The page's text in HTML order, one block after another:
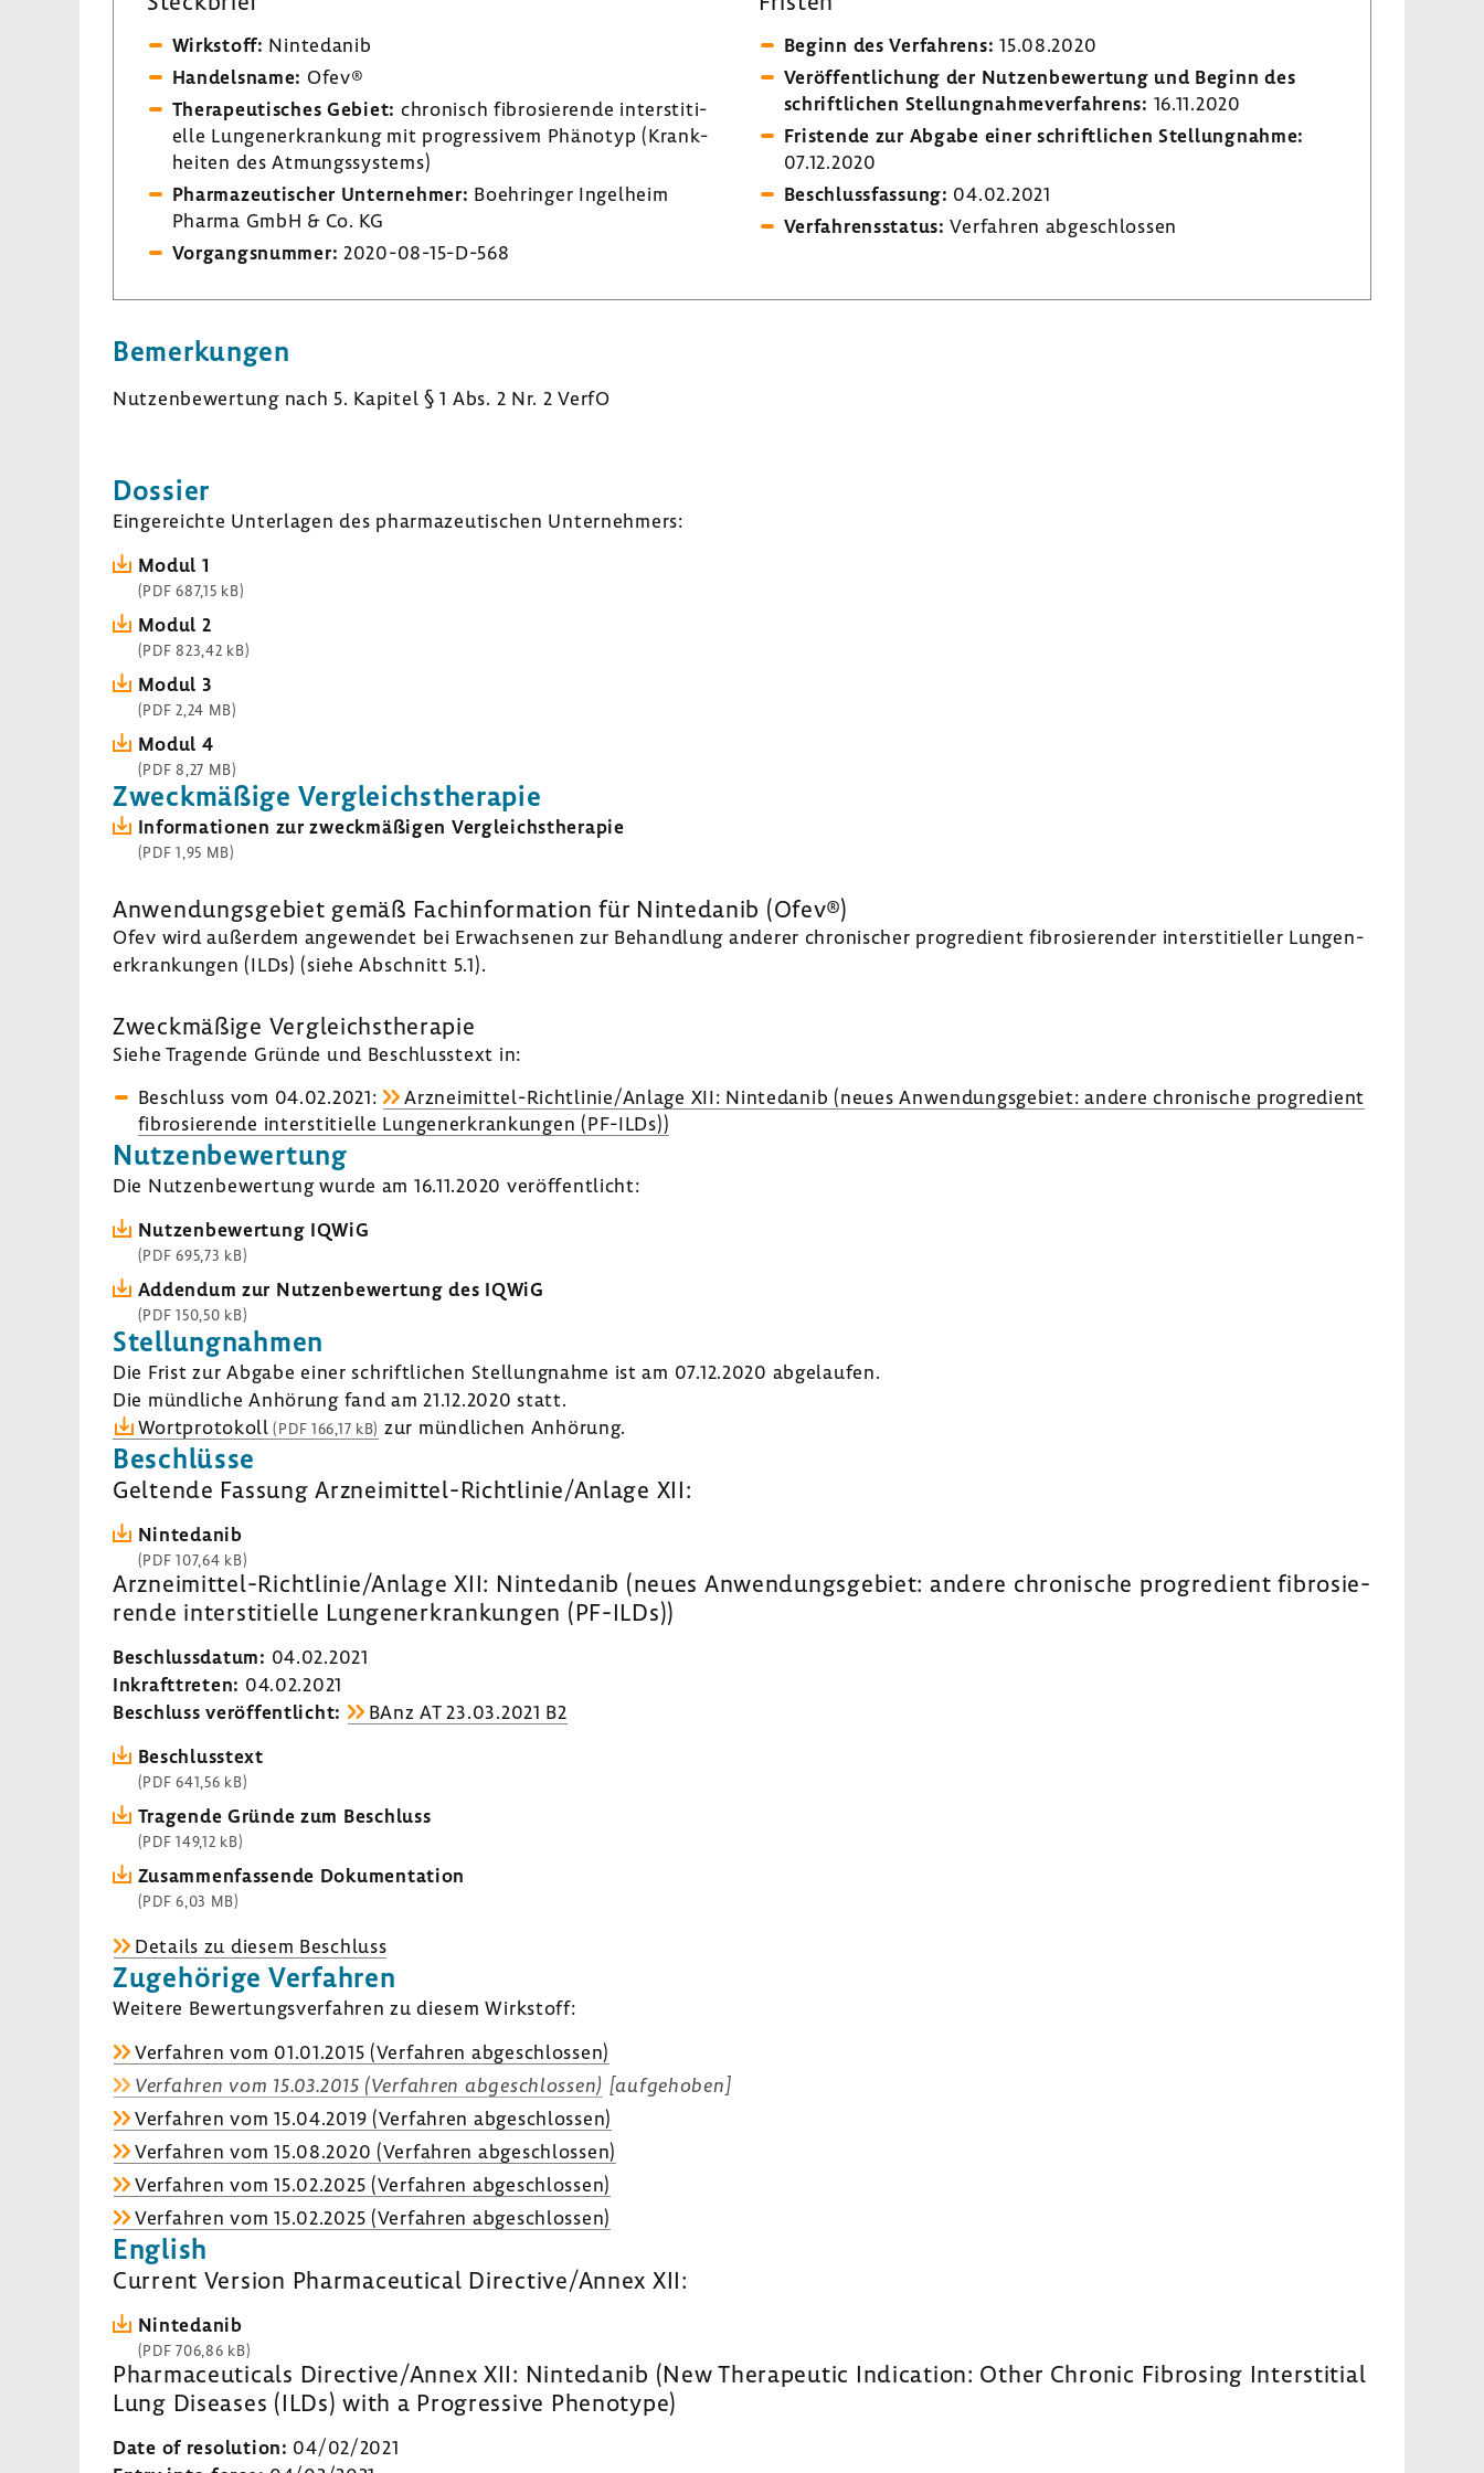
Wirk­stoff: Ninte­danib
Handels­name: Ofev®
Thera­peu­ti­sches Gebiet: chro­nisch fibro­sie­rende inter­s­ti­ti­
elle Lungen­er­kran­kung mit progres­sivem Phänotyp (Krank­
heiten des Atmungs­sys­tems)
Phar­ma­zeu­ti­scher Unter­nehmer: Boeh­ringer Ingel­heim
Pharma GmbH & Co. KG
Vorgangs­nummer: 2020-​08-15-D-568
Beginn des Verfah­rens: 15.08.2020
Veröf­fent­li­chung der Nutzen­be­wer­tung und Beginn des
schrift­li­chen Stel­lung­nah­me­ver­fah­rens: 16.11.2020
Fris­tende zur Abgabe einer schrift­li­chen Stel­lung­nahme:
07.12.2020
Beschluss­fas­sung: 04.02.2021
Verfah­rens­status: Verfahren abge­schlossen
Bemer­kungen
Nutzen­be­wer­tung nach 5. Kapitel § 1 Abs. 2 Nr. 2 VerfO
Dossier
Einge­reichte Unter­lagen des phar­ma­zeu­ti­schen Unter­neh­mers:
Modul 1
(PDF 687,15 kB)
Modul 2
(PDF 823,42 kB)
Modul 3
(PDF 2,24 MB)
Modul 4
(PDF 8,27 MB)
Zweck­mä­ßige Vergleichs­the­rapie
Infor­ma­tionen zur zweck­mä­ßigen Vergleichs­the­rapie
(PDF 1,95 MB)
Anwen­dungs­ge­biet gemäß Fach­in­for­ma­tion für Ninte­danib (Ofev®)
Ofev wird außerdem ange­wendet bei Erwach­senen zur Behand­lung anderer chro­ni­scher progre­dient fibro­sie­render inter­s­ti­ti­eller Lungen­
er­kran­kungen (ILDs) (siehe Abschnitt 5.1).
Zweck­mä­ßige Vergleichs­the­rapie
Siehe Tragende Gründe und Beschluss­text in:
Beschluss vom 04.02.2021:
Arzneimittel-​Richtlinie/Anlage XII: Ninte­danib (neues Anwen­dungs­ge­biet: andere chro­ni­sche progre­dient
fibro­sie­rende inter­s­ti­ti­elle Lungen­er­kran­kungen (PF-ILDs))
Nutzen­be­wer­tung
Die Nutzen­be­wer­tung wurde am 16.11.2020 veröf­fent­licht:
Nutzen­be­wer­tung IQWiG
(PDF 695,73 kB)
Addendum zur Nutzen­be­wer­tung des IQWiG
(PDF 150,50 kB)
Stel­lung­nahmen
Die Frist zur Abgabe einer schrift­li­chen Stel­lung­nahme ist am 07.12.2020 abge­laufen.
Die münd­liche Anhö­rung fand am 21.12.2020 statt.
Wort­pro­to­koll (PDF 166,17 kB) zur münd­li­chen Anhö­rung.
Beschlüsse
Geltende Fassung Arzneimittel-​Richtlinie/Anlage XII:
Ninte­danib
(PDF 107,64 kB)
Arzneimittel-​Richtlinie/Anlage XII: Ninte­danib (neues Anwen­dungs­ge­biet: andere chro­ni­sche progre­dient fibro­sie­
rende inter­s­ti­ti­elle Lungen­er­kran­kungen (PF-ILDs))
Beschluss­datum: 04.02.2021
Inkraft­treten: 04.02.2021
Beschluss veröf­fent­licht:
BAnz AT 23.03.2021 B2
Beschluss­text
(PDF 641,56 kB)
Tragende Gründe zum Beschluss
(PDF 149,12 kB)
Zusam­men­fas­sende Doku­men­ta­tion
(PDF 6,03 MB)
Details zu diesem Beschluss
Zuge­hö­rige Verfahren
Weitere Bewer­tungs­ver­fahren zu diesem Wirk­stoff:
Verfahren vom 01.01.2015 (Verfahren abge­schlossen)
Verfahren vom 15.03.2015 (Verfahren abge­schlossen) [aufge­hoben]
Verfahren vom 15.04.2019 (Verfahren abge­schlossen)
Verfahren vom 15.08.2020 (Verfahren abge­schlossen)
Verfahren vom 15.02.2025 (Verfahren abge­schlossen)
Verfahren vom 15.02.2025 (Verfahren abge­schlossen)
English
Current Version Pharmaceutical Directive/Annex XII:
Nintedanib
(PDF 706,86 kB)
Pharmaceuticals Directive/Annex XII: Nintedanib (New Therapeutic Indication: Other Chronic Fibrosing Interstitial
Lung Diseases (ILDs) with a Progressive Phenotype)
Date of resolution: 04/02/2021